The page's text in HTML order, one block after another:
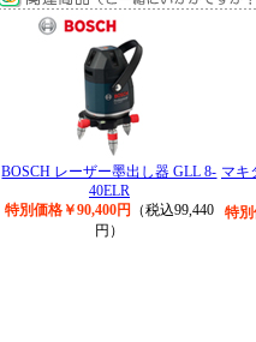
BOSCH レーザー墨出し器 GLL 8-
40ELR
特別価格￥90,400円
（税込99,440
円）
マキ
特別